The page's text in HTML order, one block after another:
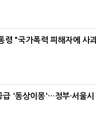
령 "국가폭력 피해자에 사
급 '동상이몽'…정부·서울